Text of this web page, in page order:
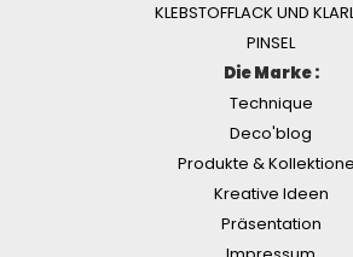
KLEBSTOFFLACK UND
PINSEL
Die Marke :
Technique
Deco'blog
Produkte &
Kreative Ideen
Präsentation